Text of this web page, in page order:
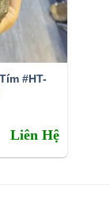
#HT-
Liên Hệ